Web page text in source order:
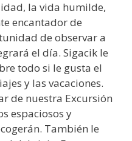
la vida humilde,
encantador de
de observar a
el día. Sigacik le
todo si le gusta el
y las vacaciones.
de nuestra Excursión
espaciosos y
También le